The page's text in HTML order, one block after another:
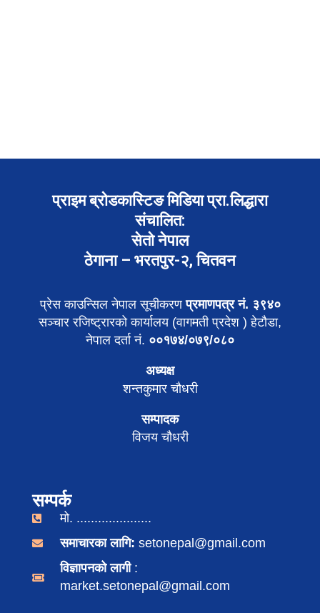
प्राइम ब्रोडकास्टिङ मिडिया प्रा.लिद्धारा
संचालित:
सेतो नेपाल
ठेगाना – भरतपुर-२, चितवन
प्रेस काउन्सिल नेपाल सूचीकरणप्रमाणपत्र नं. ३९४०
सञ्चार रजिष्ट्रारको कार्यालय (वागमती प्रदेश ) हेटौडा,
नेपाल दर्ता नं. ००१७४/०७९/०८०
अध्यक्ष
शन्तकुमार चौधरी
सम्पादक
विजय चौधरी
सम्पर्क
मो. .....................
समाचारका लागि: setonepal@gmail.com
विज्ञापनको लागी :
market.setonepal@gmail.com